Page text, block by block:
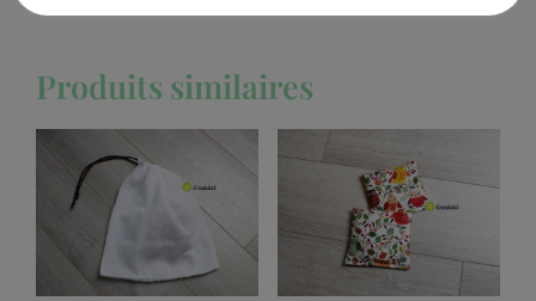
Produits similaires